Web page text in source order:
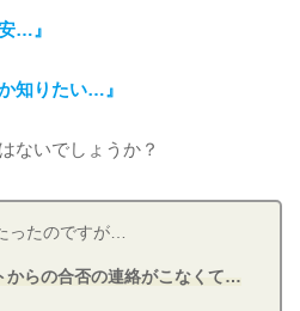
…』
知りたい…』
ないでしょうか？
ったのですが…
からの合否の連絡がこなくて…